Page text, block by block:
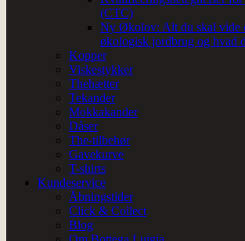
(CTC)
Ny Økolov: Alt du skal vide
økologisk jordbrug og hvad
Kopper
Viskestykker
Thehætter
Tekander
Mokkakander
Dåser
The-tilbehør
Gavekurve
T-shirts
Kundeservice
Åbningstider
Click & Collect
Blog